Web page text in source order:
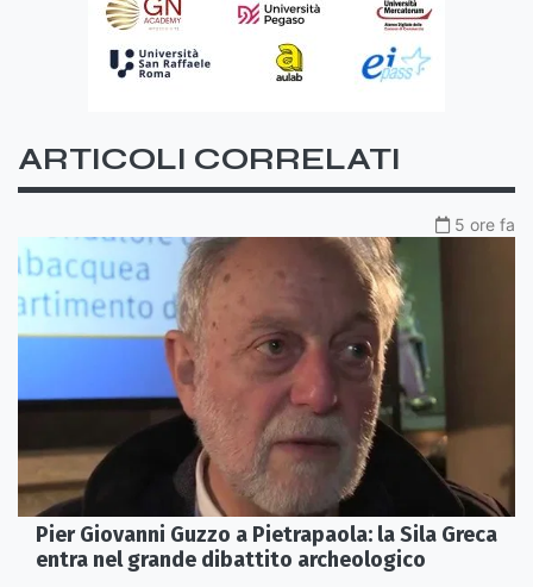
ARTICOLI CORRELATI
5 ore fa
Pier Giovanni Guzzo a Pietrapaola: la Sila Greca
entra nel grande dibattito archeologico